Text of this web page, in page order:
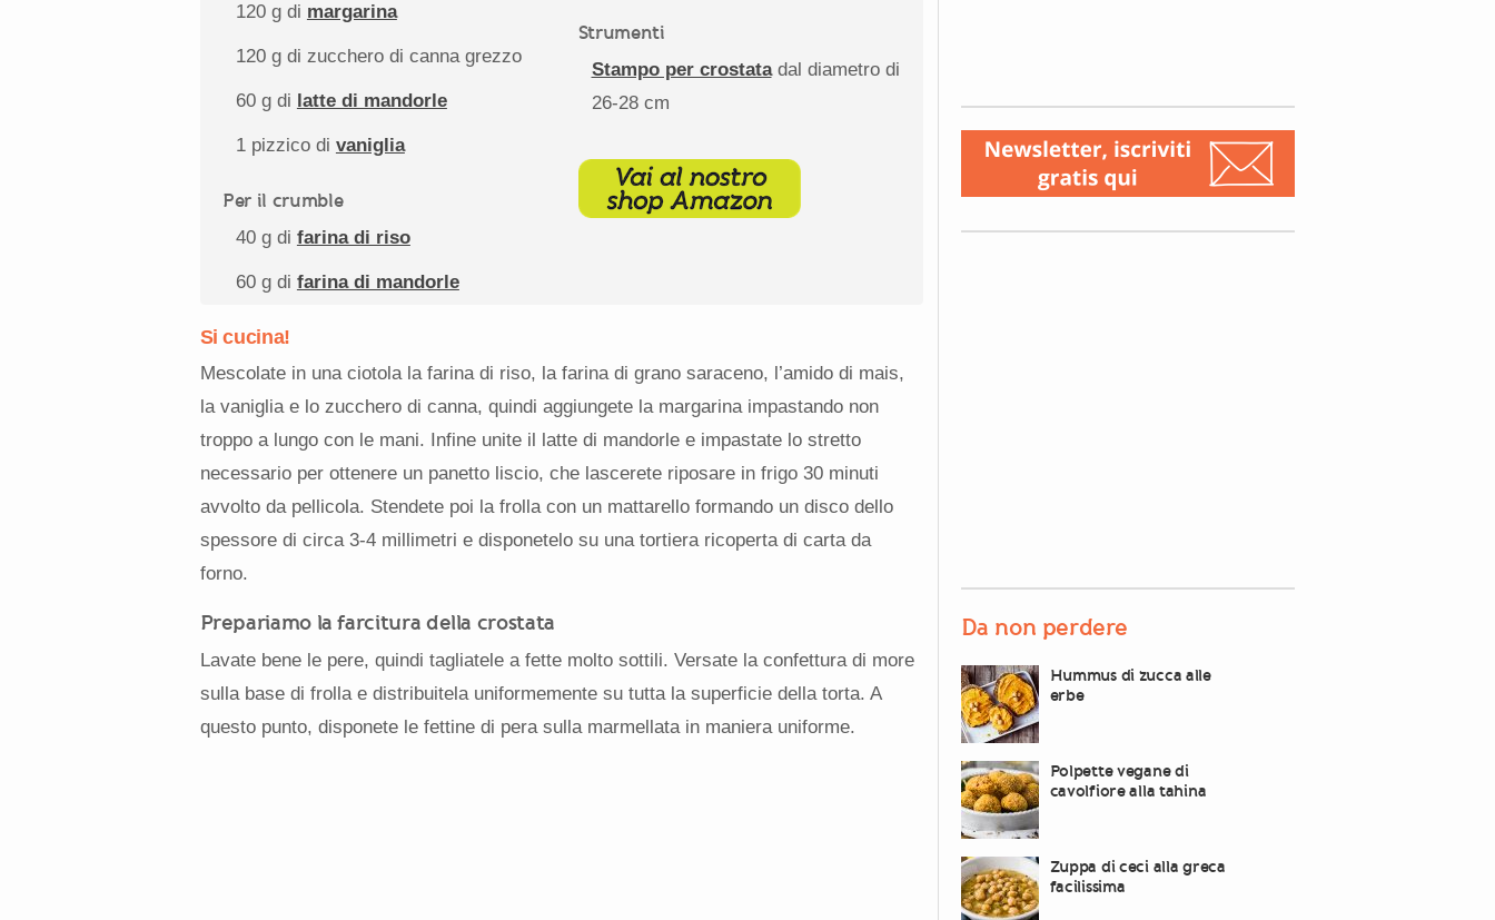
120 gdi margarina
120 gdi zucchero di canna grezzo
60 gdi latte di mandorle
1pizzico di vaniglia
Per il crumble
40 gdi farina di riso
60 gdi farina di mandorle
Strumenti
Stampo per crostatadal diametro di
26-28 cm
Si cucina!
Mescolate in una ciotola la farina di riso, la farina di grano saraceno, l’amido di mais,
la vaniglia e lo zucchero di canna, quindi aggiungete la margarina impastando non
troppo a lungo con le mani. Infine unite il latte di mandorle e impastate lo stretto
necessario per ottenere un panetto liscio, che lascerete riposare in frigo 30 minuti
avvolto da pellicola. Stendete poi la frolla con un mattarello formando un disco dello
spessore di circa 3-4 millimetri e disponetelo su una tortiera ricoperta di carta da
forno.
Prepariamo la farcitura della crostata
Lavate bene le pere, quindi tagliatele a fette molto sottili. Versate la confettura di more
sulla base di frolla e distribuitela uniformemente su tutta la superficie della torta. A
questo punto, disponete le fettine di pera sulla marmellata in maniera uniforme.
Da non perdere
Hummus di zucca alle
erbe
Polpette vegane di
cavolfiore alla tahina
Zuppa di ceci alla greca
facilissima